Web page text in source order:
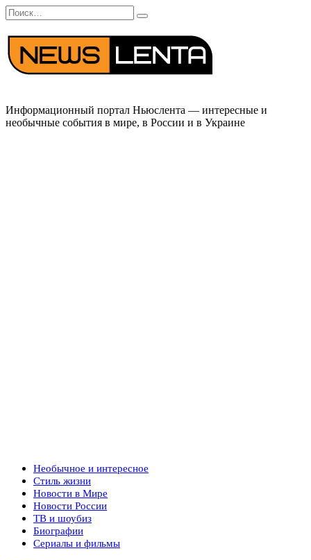
Перейти
к
содержанию
Search
for:
Информационный портал Ньюслента — интересные и
необычные события в мире, в России и в Украине
Необычное и интересное
Стиль жизни
Новости в Мире
Новости России
ТВ и шоубиз
Биографии
Сериалы и фильмы